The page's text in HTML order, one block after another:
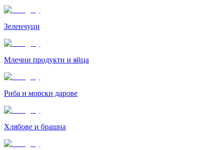
Зеленчуци
Млечни продукти и яйца
Риба и морски дарове
Хлябове и брашна